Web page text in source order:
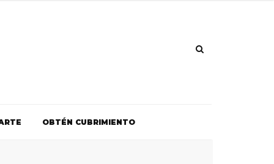
OBTÉN CUBRIMIENTO